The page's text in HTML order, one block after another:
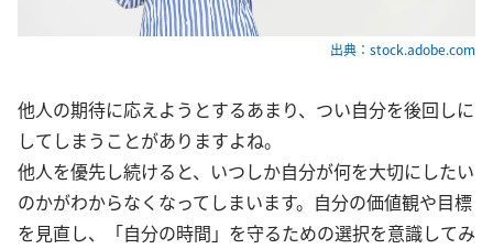
出典：stock.adobe.com
他人の期待に応えようとするあまり、つい自分を後回しに
してしまうことがありますよね。
他人を優先し続けると、いつしか自分が何を大切にしたい
のかがわからなくなってしまいます。自分の価値観や目標
を見直し、「自分の時間」を守るための選択を意識してみ